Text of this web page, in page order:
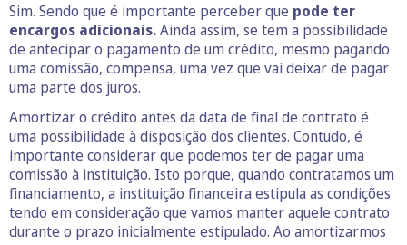
Sim. Sendo que é importante perceber que pode ter
encargos adicionais.Ainda assim, se tem a possibilidade
de antecipar o pagamento de um crédito, mesmo pagando
uma comissão, compensa, uma vez que vai deixar de pagar
uma parte dos juros.
Amortizar o crédito antes da data de final de contrato é
uma possibilidade à disposição dos clientes. Contudo, é
importante considerar que podemos ter de pagar uma
comissão à instituição. Isto porque, quando contratamos um
financiamento, a instituição financeira estipula as condições
tendo em consideração que vamos manter aquele contrato
durante o prazo inicialmente estipulado. Ao amortizarmos